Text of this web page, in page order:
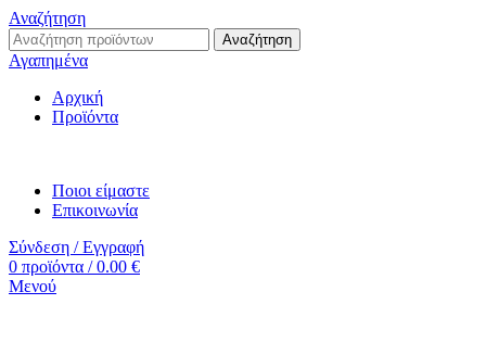
Αναζήτηση
Αναζήτηση
Αγαπημένα
Αρχική
Προϊόντα
Ποιοι είμαστε
Επικοινωνία
Σύνδεση / Εγγραφή
0 προϊόντα / 0.00 €
Μενού